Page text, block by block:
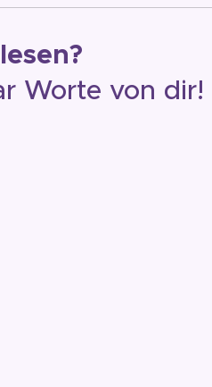
Worte von dir!